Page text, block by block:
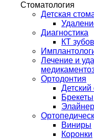
Стоматология
Детская
Диагностика
КТ зубов
Лечение и
Ортодонтия
Детский
Брекеты
Виниры
Коронки